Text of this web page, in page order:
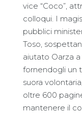
vice “Coco”,
colloqui. I
pubblici
Toso,
aiutato Oarza
fornendogli un
suora
oltre 600
mantenere il